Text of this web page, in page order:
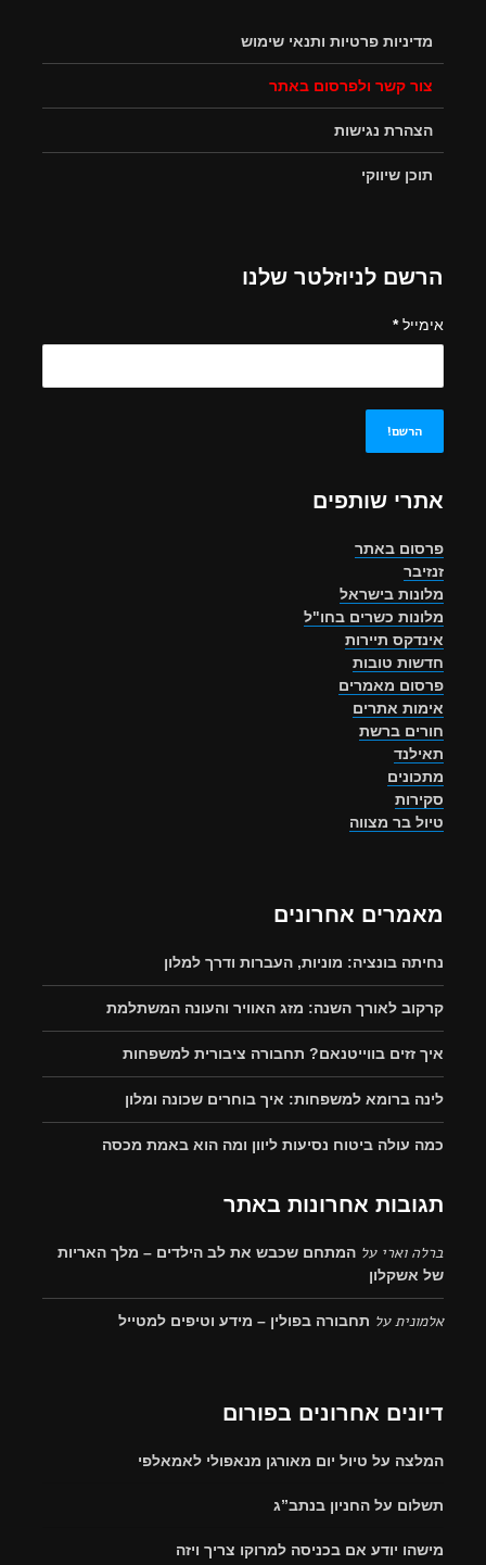
מדיניות פרטיות ותנאי שימוש
צור קשר ולפרסום באתר
הצהרת נגישות
תוכן שיווקי
הרשם לניוזלטר שלנו
אימייל*
אתרי שותפים
פרסום באתר
זנזיבר
מלונות בישראל
מלונות כשרים בחו"ל
אינדקס תיירות
חדשות טובות
פרסום מאמרים
אימות אתרים
חורים ברשת
תאילנד
מתכונים
סקירות
טיול בר מצווה
מאמרים אחרונים
נחיתה בונציה: מוניות, העברות ודרך למלון
קרקוב לאורך השנה: מזג האוויר והעונה המשתלמת
איך זזים בווייטנאם? תחבורה ציבורית למשפחות
לינה ברומא למשפחות: איך בוחרים שכונה ומלון
כמה עולה ביטוח נסיעות ליוון ומה הוא באמת מכסה
תגובות אחרונות באתר
ברלה וארי על המתחם שכבש את לב הילדים – מלך האריות
של אשקלון
אלמוניתעל תחבורה בפולין – מידע וטיפים למטייל
דיונים אחרונים בפורום
המלצה על טיול יום מאורגן מנאפולי לאמאלפי
תשלום על החניון בנתב”ג
מישהו יודע אם בכניסה למרוקו צריך ויזה